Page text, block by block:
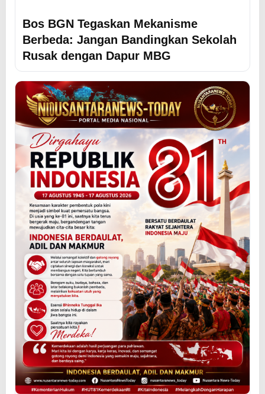
Bos BGN Tegaskan Mekanisme
Berbeda: Jangan Bandingkan Sekolah
Rusak dengan Dapur MBG